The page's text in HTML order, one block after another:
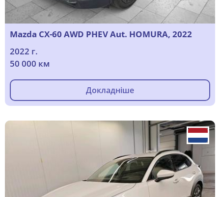
Mazda CX-60 AWD PHEV Aut. HOMURA, 2022
2022 г.
50 000 км
Докладніше